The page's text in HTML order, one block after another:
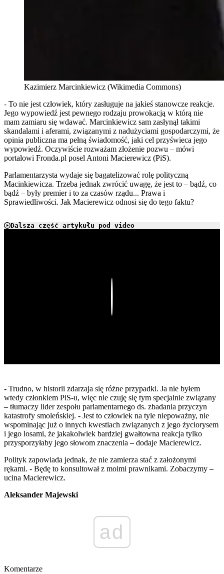
Kazimierz Marcinkiewicz (Wikimedia Commons)
- To nie jest człowiek, który zasługuje na jakieś stanowcze reakcje.
Jego wypowiedź jest pewnego rodzaju prowokacją w którą nie
mam zamiaru się wdawać. Marcinkiewicz sam zasłynął takimi
skandalami i aferami, związanymi z nadużyciami gospodarczymi, że
opinia publiczna ma pełną świadomość, jaki cel przyświeca jego
wypowiedź. Oczywiście rozważam złożenie pozwu – mówi
portalowi Fronda.pl posel Antoni Macierewicz (PiS).
Parlamentarzysta wydaje się bagatelizować rolę polityczną
Macinkiewicza. Trzeba jednak zwrócić uwagę, że jest to – bądź, co
bądź – były premier i to za czasów rządu... Prawa i
Sprawiedliwości. Jak Macierewicz odnosi się do tego faktu?
Dalsza część artykułu pod video
- Trudno, w historii zdarzaja się różne przypadki. Ja nie byłem
wtedy członkiem PiS-u, więc nie czuję się tym specjalnie związany
– tłumaczy lider zespołu parlamentarnego ds. zbadania przyczyn
katastrofy smoleńskiej. - Jest to człowiek na tyle niepoważny, nie
wspominając już o innych kwestiach związanych z jego życiorysem
i jego losami, że jakakolwiek bardziej gwałtowna reakcja tylko
przysporzyłaby jego słowom znaczenia – dodaje Macierewicz.
Polityk zapowiada jednak, że nie zamierza stać z założonymi
rękami. - Będę to konsultował z moimi prawnikami. Zobaczymy –
ucina Macierewicz.
Aleksander Majewski
ad
Komentarze